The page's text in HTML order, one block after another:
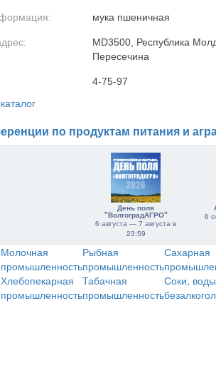
мука пшеничная
MD3500, Республика
Пересечина
4-75-97
по продуктам питания и
День поля
"ВолгоградАГРО"
6 августа — 7 августа в
23:59
6
Молочная
промышленность
Рыбная
промышленность
Сахарная
Хлебопекарная
промышленность
Табачная
промышленность
Соки,